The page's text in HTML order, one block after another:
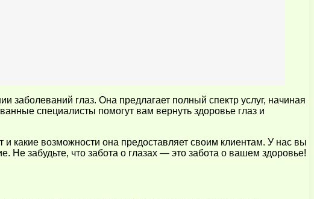
глаз. Она предлагает полный спектр услуг, начиная
специалисты помогут вам вернуть здоровье глаз и
и какие возможности она предоставляет своим клиентам. У нас вы
забудьте, что забота о глазах — это забота о вашем здоровье!